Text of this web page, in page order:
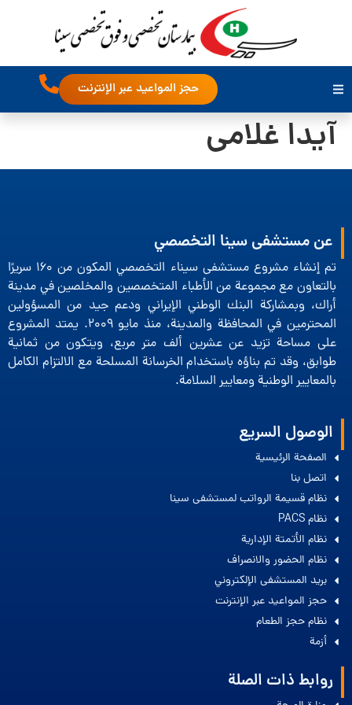
حجز المواعيد عبر الإنترنت
آیدا غلامی
عن مستشفى سينا التخصصي
تم إنشاء مشروع مستشفى سيناء التخصصي المكون من 160 سريرًا
بالتعاون مع مجموعة من الأطباء المتخصصين والمخلصين في مدينة
أراك، وبمشاركة البنك الوطني الإيراني ودعم جيد من المسؤولين
المحترمين في المحافظة والمدينة، منذ مايو 2009. يمتد المشروع
على مساحة تزيد عن عشرين ألف متر مربع، ويتكون من ثمانية
طوابق، وقد تم بناؤه باستخدام الخرسانة المسلحة مع الالتزام الكامل
بالمعايير الوطنية ومعايير السلامة.
الوصول السريع
الصفحة الرئيسية
اتصل بنا
نظام قسيمة الرواتب لمستشفى سينا
نظام PACS
نظام الأتمتة الإدارية
نظام الحضور والانصراف
بريد المستشفى الإلكتروني
حجز المواعيد عبر الإنترنت
نظام حجز الطعام
أزمة
روابط ذات الصلة